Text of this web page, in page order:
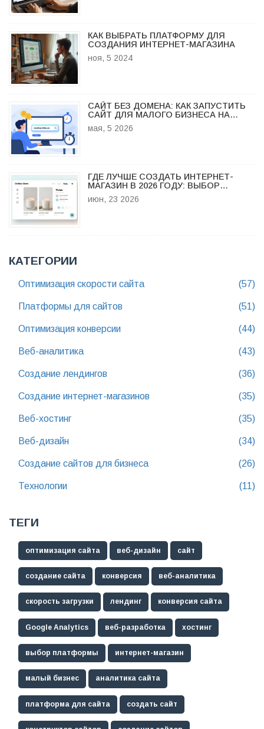
КАК ВЫБРАТЬ ПЛАТФОРМУ ДЛЯ
СОЗДАНИЯ ИНТЕРНЕТ-МАГАЗИНА
ноя, 5 2024
САЙТ БЕЗ ДОМЕНА: КАК ЗАПУСТИТЬ
САЙТ ДЛЯ МАЛОГО БИЗНЕСА НА
БЕСПЛАТНОМ URL В 2026 ГОДУ
мая, 5 2026
ГДЕ ЛУЧШЕ СОЗДАТЬ ИНТЕРНЕТ-
МАГАЗИН В 2026 ГОДУ: ВЫБОР
ПЛАТФОРМЫ
июн, 23 2026
КАТЕГОРИИ
Оптимизация скорости сайта (57)
Платформы для сайтов (51)
Оптимизация конверсии (44)
Веб-аналитика (43)
Создание лендингов (36)
Создание интернет-магазинов (35)
Веб-хостинг (35)
Веб-дизайн (34)
Создание сайтов для бизнеса (26)
Технологии (11)
ТЕГИ
оптимизация сайта веб-дизайн сайт
создание сайта конверсия веб-аналитика
скорость загрузки лендинг конверсия сайта
Google Analytics веб-разработка хостинг
выбор платформы интернет-магазин
малый бизнес аналитика сайта
платформа для сайта создать сайт